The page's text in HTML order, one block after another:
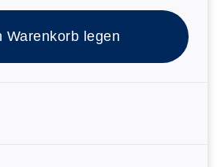
Warenkorb legen